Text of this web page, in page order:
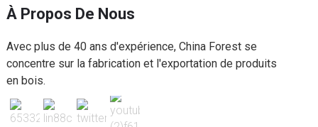
À Propos De Nous
Avec plus de 40 ans d'expérience, China Forest se
concentre sur la fabrication et l'exportation de produits
en bois.